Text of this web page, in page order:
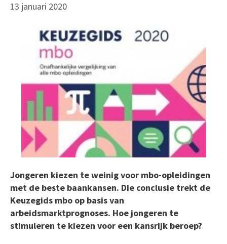
13 januari 2020
Jongeren kiezen te weinig voor mbo-opleidingen
met de beste baankansen. Die conclusie trekt de
Keuzegids mbo op basis van
arbeidsmarktprognoses. Hoe jongeren te
stimuleren te kiezen voor een kansrijk beroep?